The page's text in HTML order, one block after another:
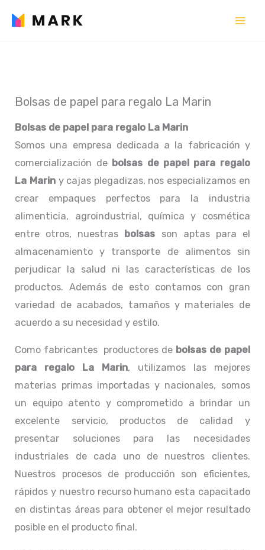
Bolsas de papel para regalo La Marin
Bolsas de papel para regalo La Marin
Somos una empresa dedicada a la fabricación y
comercialización de bolsas de papel para regalo
La Mariny cajas plegadizas, nos especializamos en
crear empaques perfectos para la industria
alimenticia, agroindustrial, química y cosmética
entre otros, nuestras bolsas son aptas para el
almacenamiento y transporte de alimentos sin
perjudicar la salud ni las características de los
productos. Además de esto contamos con gran
variedad de acabados, tamaños y materiales de
acuerdo a su necesidad y estilo.
Como fabricantes productores de bolsas de papel
para regalo La Marin, utilizamos las mejores
materias primas importadas y nacionales, somos
un equipo atento y comprometido a brindar un
excelente servicio, productos de calidad y
presentar soluciones para las necesidades
industriales de cada uno de nuestros clientes.
Nuestros procesos de producción son eficientes,
rápidos y nuestro recurso humano esta capacitado
en distintas áreas para obtener el mejor resultado
posible en el producto final.